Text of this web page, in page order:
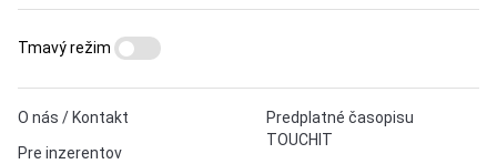
O nás / Kontakt
Pre inzerentov
Predplatné časopisu
TOUCHIT
Tmavý režim